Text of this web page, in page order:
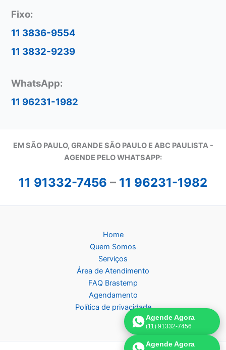
Fixo:
11 3836-9554
11 3832-9239
WhatsApp:
11 96231-1982
EM SÃO PAULO, GRANDE SÃO PAULO E ABC PAULISTA -
AGENDE PELO WHATSAPP:
11 91332-7456 – 11 96231-1982
Home
Quem Somos
Serviços
Área de Atendimento
FAQ Brastemp
Agendamento
Política de privacidade
Agende Agora
(11) 91332-7456
Agende Agora